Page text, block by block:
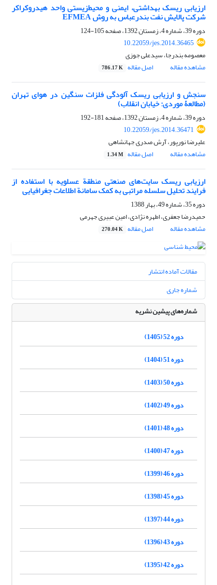
ارزیابی ریسک بهداشتی، ایمنی و محیط‌زیستی واحد هیدروکراکر
شرکت پالایش نفت بندرعباس به روش EFMEA
دوره 39، شماره 4، زمستان 1392، صفحه
105-124
10.22059/jes.2014.36465
معصومه بندرجا، سیدعلی جوزی
مشاهده مقاله
اصل مقاله 786.17 K
سنجش و ارزیابی ریسک آلودگی فلزات سنگین در هوای تهران
(مطالعۀ موردی: خیابان انقلاب)
دوره 39، شماره 4، زمستان 1392، صفحه
181-192
10.22059/jes.2014.36471
علیرضا نورپور، آرش صدری جهانشاهی
مشاهده مقاله
اصل مقاله 1.34 M
ارزیابی ریسک سایت‌های صنعتی منطقة عسلویه با استفاده از
فرایند تحلیل سلسله مراتبی به کمک سامانة اطلاعات جغرافیایی
دوره 35، شماره 49، بهار 1388
حمیدرضا جعفری، اطهره نژادی، امین عبیری جهرمی
مشاهده مقاله
اصل مقاله 270.04 K
مقالات آماده انتشار
شماره جاری
شماره‌های پیشین نشریه
دوره 52 (1405)
دوره 51 (1404)
دوره 50 (1403)
دوره 49 (1402)
دوره 48 (1401)
دوره 47 (1400)
دوره 46 (1399)
دوره 45 (1398)
دوره 44 (1397)
دوره 43 (1396)
دوره 42 (1395)